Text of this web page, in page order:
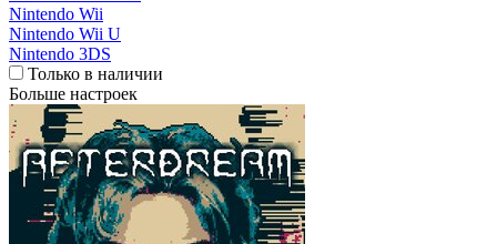
Nintendo Wii
Nintendo Wii U
Nintendo 3DS
Только в наличии
Больше настроек